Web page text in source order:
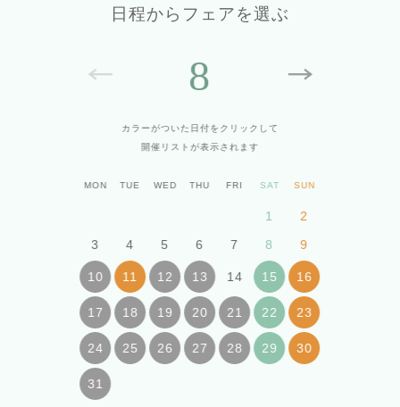
日程からフェアを選ぶ
8
カラーがついた日付をクリックして
開催リストが表示されます
MON TUE WED THU FRI SAT SUN
1
2
3
4 5 6 7 8 9
10 11 12 13 14 15 16
17 18 19 20 21 22 23
24 25 26 27 28 29 30
31